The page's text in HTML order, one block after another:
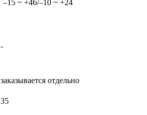
`–15 ~ +46/–10 ~ +24
-
заказывается отдельно
35